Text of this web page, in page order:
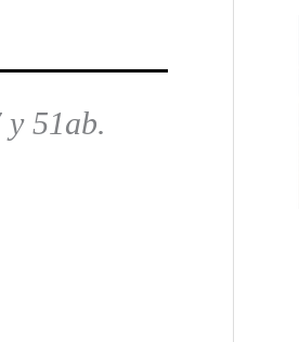
51ab.